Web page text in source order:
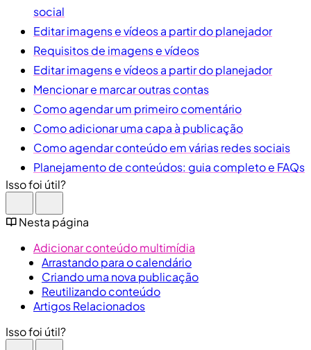
social
Editar imagens e vídeos a partir do planejador
Requisitos de imagens e vídeos
Editar imagens e vídeos a partir do planejador
Mencionar e marcar outras contas
Como agendar um primeiro comentário
Como adicionar uma capa à publicação
Como agendar conteúdo em várias redes sociais
Planejamento de conteúdos: guia completo e FAQs
Isso foi útil?
Nesta página
Adicionar conteúdo multimídia
Arrastando para o calendário
Criando uma nova publicação
Reutilizando conteúdo
Artigos Relacionados
Isso foi útil?